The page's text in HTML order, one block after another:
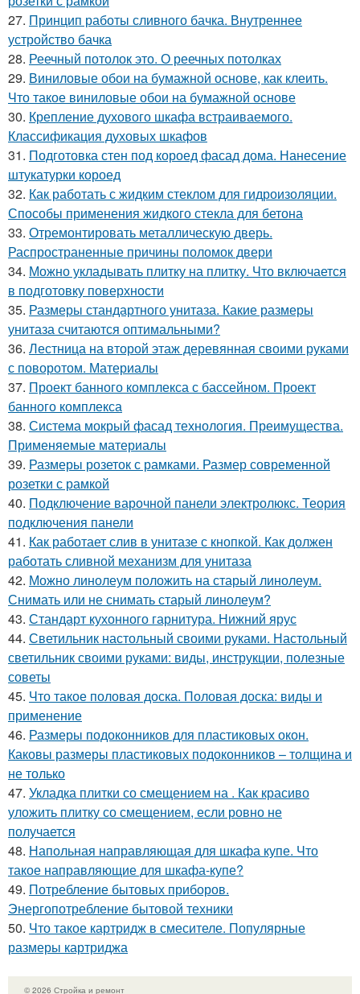
27. Принцип работы сливного бачка. Внутреннее
устройство бачка
28. Реечный потолок это. О реечных потолках
29. Виниловые обои на бумажной основе, как клеить.
Что такое виниловые обои на бумажной основе
30. Крепление духового шкафа встраиваемого.
Классификация духовых шкафов
31. Подготовка стен под короед фасад дома. Нанесение
штукатурки короед
32. Как работать с жидким стеклом для гидроизоляции.
Способы применения жидкого стекла для бетона
33. Отремонтировать металлическую дверь.
Распространенные причины поломок двери
34. Можно укладывать плитку на плитку. Что включается
в подготовку поверхности
35. Размеры стандартного унитаза. Какие размеры
унитаза считаются оптимальными?
36. Лестница на второй этаж деревянная своими руками
с поворотом. Материалы
37. Проект банного комплекса с бассейном. Проект
банного комплекса
38. Система мокрый фасад технология. Преимущества.
Применяемые материалы
39. Размеры розеток с рамками. Размер современной
розетки с рамкой
40. Подключение варочной панели электролюкс. Теория
подключения панели
41. Как работает слив в унитазе с кнопкой. Как должен
работать сливной механизм для унитаза
42. Можно линолеум положить на старый линолеум.
Снимать или не снимать старый линолеум?
43. Стандарт кухонного гарнитура. Нижний ярус
44. Светильник настольный своими руками. Настольный
светильник своими руками: виды, инструкции, полезные
советы
45. Что такое половая доска. Половая доска: виды и
применение
46. Размеры подоконников для пластиковых окон.
Каковы размеры пластиковых подоконников – толщина и
не только
47. Укладка плитки со смещением на . Как красиво
уложить плитку со смещением, если ровно не
получается
48. Напольная направляющая для шкафа купе. Что
такое направляющие для шкафа-купе?
49. Потребление бытовых приборов.
Энергопотребление бытовой техники
50. Что такое картридж в смесителе. Популярные
размеры картриджа
© 2026 Стройка и ремонт